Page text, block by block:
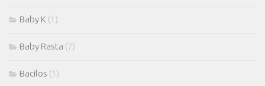
Baby K (1)
Baby Rasta (7)
Bacilos (1)